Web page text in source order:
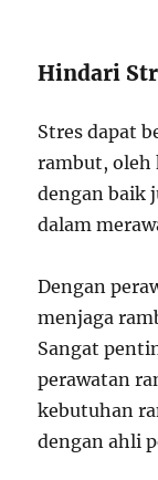
Hindari
Stres dapat
rambut, oleh
dengan baik
dalam
Dengan
menjaga
Sangat
perawatan
kebutuhan
dengan ahli